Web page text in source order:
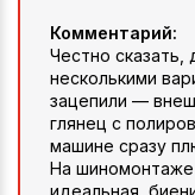
Комментарий:
Честно
несколькими
зацепили —
глянец с
машине сразу
На
идеальная,